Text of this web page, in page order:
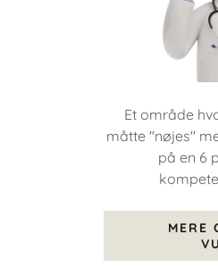
Et område
måtte "nøjes"
på en 6
MERE